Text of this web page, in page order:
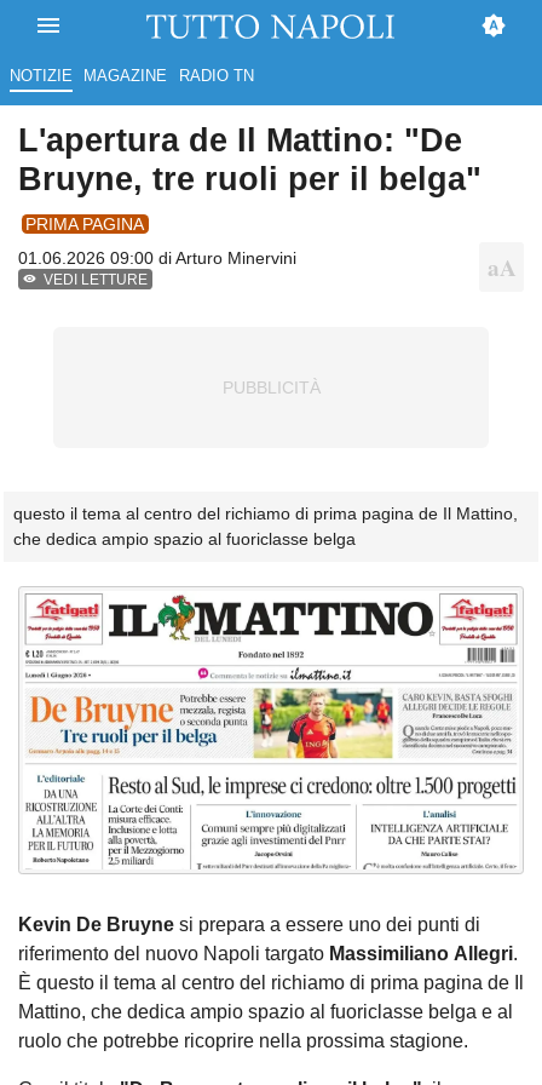
NOTIZIE MAGAZINE RADIO TN
L'apertura de Il Mattino: "De
Bruyne, tre ruoli per il belga"
PRIMA PAGINA
01.06.2026 09:00 diArturo Minervini
VEDI LETTURE
questo il tema al centro del richiamo di prima pagina de Il Mattino,
che dedica ampio spazio al fuoriclasse belga
Kevin De Bruyne si prepara a essere uno dei punti di
riferimento del nuovo Napoli targato Massimiliano Allegri.
È questo il tema al centro del richiamo di prima pagina de Il
Mattino, che dedica ampio spazio al fuoriclasse belga e al
ruolo che potrebbe ricoprire nella prossima stagione.